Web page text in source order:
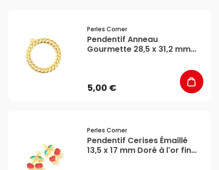
Perles Corner
Pendentif Anneau
Gourmette 28,5 x 31,2 mm
5,00 €
Perles Corner
Pendentif Cerises Émaillé
13,5 x 17 mm Doré à l'or fin